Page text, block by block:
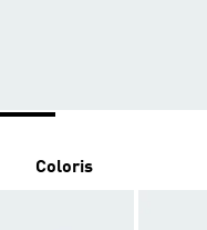
Coloris